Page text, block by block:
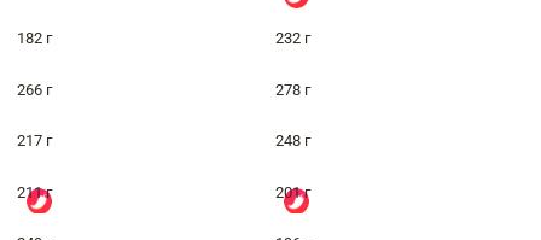
182 г 232 г
266 г 278 г
217 г 248 г
211 г 201 г